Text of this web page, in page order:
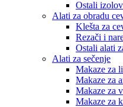
Ostali
Alati za obradu
Klešta za
Rezači i
Ostali alati
Alati za sečenje
Makaze za
Makaze za
Makaze za
Makaze za